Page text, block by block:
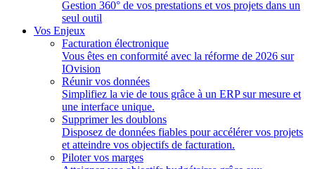
Gestion 360° de vos prestations et vos projets dans un
seul outil
Vos Enjeux
Facturation électronique
Vous êtes en conformité avec la réforme de 2026 sur
IOvision
Réunir vos données
Simplifiez la vie de tous grâce à un ERP sur mesure et
une interface unique.
Supprimer les doublons
Disposez de données fiables pour accélérer vos projets
et atteindre vos objectifs de facturation.
Piloter vos marges